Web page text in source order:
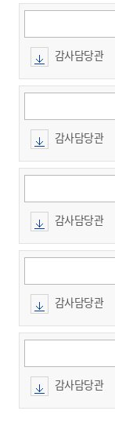
감사담당관
감사담당관
감사담당관
감사담당관
감사담당관